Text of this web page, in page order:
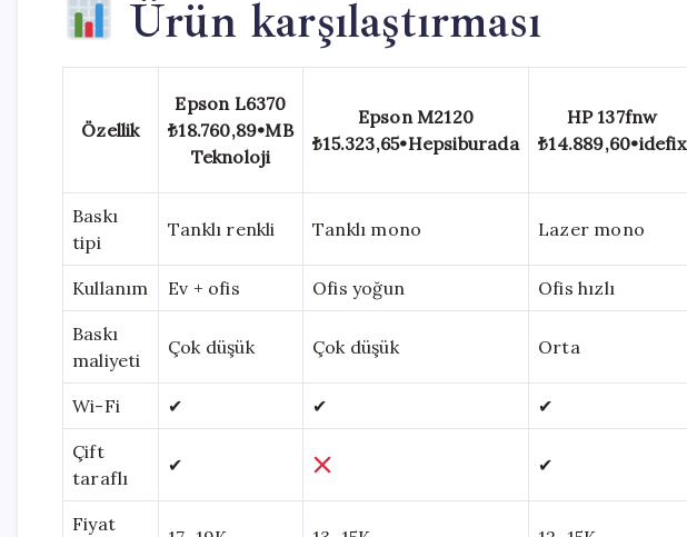
Ürün karşılaştırması
Özellik
Epson L6370
₺18.760,89•MB
Teknoloji
Epson M2120
₺15.323,65•Hepsiburada
HP 137fnw
₺14.889,60•idefix
Baskı
tipi
Tanklı renkli Tanklı mono Lazer mono
Kullanım Ev + ofis Ofis yoğun Ofis hızlı
Baskı
maliyeti
Çok düşük Çok düşük Orta
Wi-Fi ✔ ✔ ✔
Çift
taraflı
✔ ✔
Fiyat